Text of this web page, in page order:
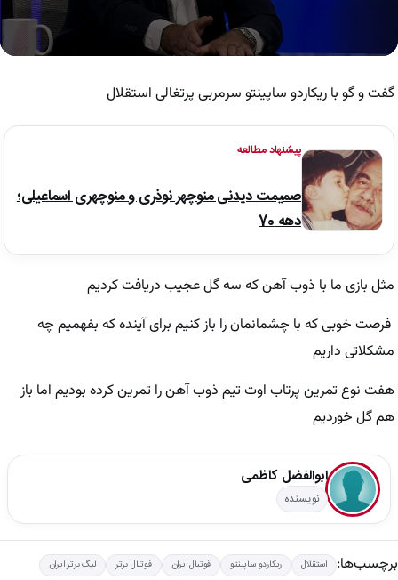
55
گفت و گو با ریکاردو ساپینتو سرمربی پرتغالی استقلال
پیشنهاد مطالعه
صمیمت دیدنی منوچهر نوذری و منوچهری اسماعیلی؛
دهه 70
مثل بازی ما با ذوب آهن که سه گل عجیب دریافت کردیم
فرصت خوبی که با چشمانمان را باز کنیم برای آینده که بفهمیم چه
مشکلاتی داریم
هفت نوع تمرین پرتاب اوت تیم ذوب آهن را تمرین کرده بودیم اما باز
هم گل خوردیم
ابوالفضل کاظمی
نویسنده
برچسب‌ها: استقلال ریکاردو ساپینتو فوتبال ایران فوتبال برتر لیگ برتر ایران